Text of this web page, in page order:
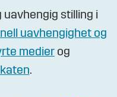
uavhengig stilling i
uavhengighet og
medier og
.